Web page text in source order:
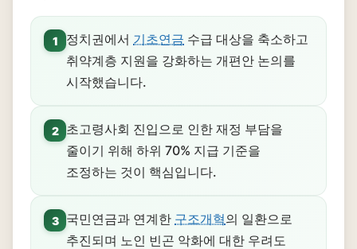
1 정치권에서 기초연금 수급 대상을 축소하고
취약계층 지원을 강화하는 개편안 논의를
시작했습니다.
2
초고령사회 진입으로 인한 재정 부담을
줄이기 위해 하위 70% 지급 기준을
조정하는 것이 핵심입니다.
3 국민연금과 연계한 구조개혁의 일환으로
추진되며 노인 빈곤 악화에 대한 우려도